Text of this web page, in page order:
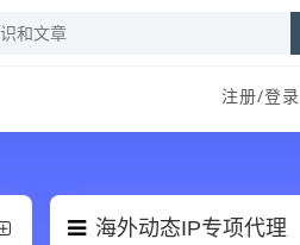
注册/登录
海外动态IP专项代理